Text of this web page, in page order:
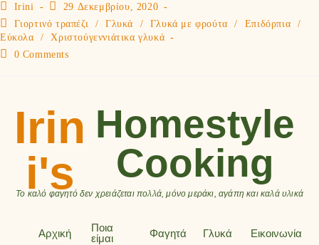
Irini
29 Δεκεμβρίου, 2020
Γιορτινό τραπέζι
/ Γλυκά / Γλυκά με φρούτα / Επιδόρπια
/
Εύκολα
/
Χριστούγεννιάτικα γλυκά
0 Comments
Irin
i's
Homestyle
Cooking
Το καλό φαγητό δεν χρειάζεται πολλά, μόνο μεράκι, αγάπη και καλά υλικά
Αρχική
Ποια
είμαι
Φαγητά Γλυκά Εικοινωνία